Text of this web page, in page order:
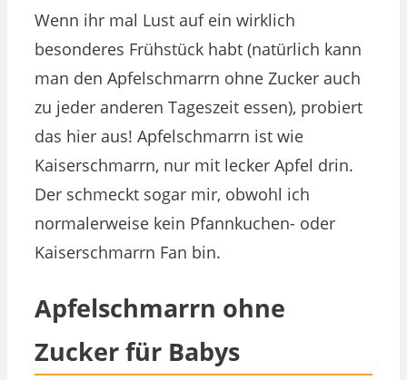
Wenn ihr mal Lust auf ein wirklich
besonderes Frühstück habt (natürlich kann
man den Apfelschmarrn ohne Zucker auch
zu jeder anderen Tageszeit essen), probiert
das hier aus! Apfelschmarrn ist wie
Kaiserschmarrn, nur mit lecker Apfel drin.
Der schmeckt sogar mir, obwohl ich
normalerweise kein Pfannkuchen- oder
Kaiserschmarrn Fan bin.
Apfelschmarrn ohne
Zucker für Babys